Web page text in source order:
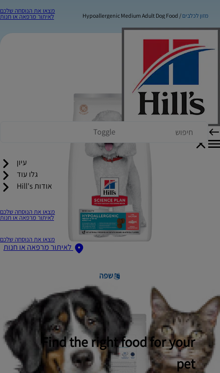
מצאו את הנוסחה שלכם
לאיתור מרפאה או חנות
Toggle
עיון
גלו עוד
אודות Hill's
מצאו את הנוסחה שלכם
לאיתור מרפאה או חנות
מצאו את הנוסחה שלכם
לאיתור מרפאה או חנות
שפה
Find the right food for your
pet
מזון לכלבים Hypoallergenic Medium Adult Dog Food